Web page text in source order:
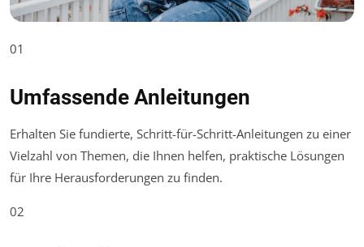
01
Umfassende Anleitungen
Erhalten Sie fundierte, Schritt-für-Schritt-Anleitungen zu einer
Vielzahl von Themen, die Ihnen helfen, praktische Lösungen
für Ihre Herausforderungen zu finden.
02